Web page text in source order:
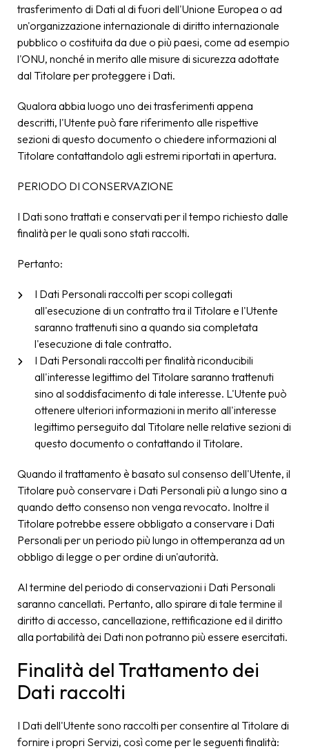
trasferimento di Dati al di fuori dell'Unione Europea o ad
un'organizzazione internazionale di diritto internazionale
pubblico o costituita da due o più paesi, come ad esempio
l'ONU, nonché in merito alle misure di sicurezza adottate
dal Titolare per proteggere i Dati.
Qualora abbia luogo uno dei trasferimenti appena
descritti, l'Utente può fare riferimento alle rispettive
sezioni di questo documento o chiedere informazioni al
Titolare contattandolo agli estremi riportati in apertura.
PERIODO DI CONSERVAZIONE
I Dati sono trattati e conservati per il tempo richiesto dalle
finalità per le quali sono stati raccolti.
Pertanto:
I Dati Personali raccolti per scopi collegati
all'esecuzione di un contratto tra il Titolare e l'Utente
saranno trattenuti sino a quando sia completata
l'esecuzione di tale contratto.
I Dati Personali raccolti per finalità riconducibili
all'interesse legittimo del Titolare saranno trattenuti
sino al soddisfacimento di tale interesse. L'Utente può
ottenere ulteriori informazioni in merito all'interesse
legittimo perseguito dal Titolare nelle relative sezioni di
questo documento o contattando il Titolare.
Quando il trattamento è basato sul consenso dell'Utente, il
Titolare può conservare i Dati Personali più a lungo sino a
quando detto consenso non venga revocato. Inoltre il
Titolare potrebbe essere obbligato a conservare i Dati
Personali per un periodo più lungo in ottemperanza ad un
obbligo di legge o per ordine di un'autorità.
Al termine del periodo di conservazioni i Dati Personali
saranno cancellati. Pertanto, allo spirare di tale termine il
diritto di accesso, cancellazione, rettificazione ed il diritto
alla portabilità dei Dati non potranno più essere esercitati.
Finalità del Trattamento dei
Dati raccolti
I Dati dell'Utente sono raccolti per consentire al Titolare di
fornire i propri Servizi, così come per le seguenti finalità: